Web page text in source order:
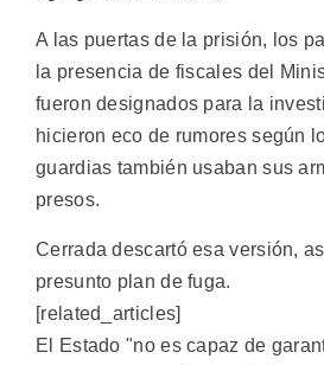
A las puertas de la prisión, los
la presencia de fiscales del
fueron designados para la
hicieron eco de rumores según
guardias también usaban sus
presos.
Cerrada descartó esa versión,
presunto plan de fuga.
[related_articles]
El Estado "no es capaz de